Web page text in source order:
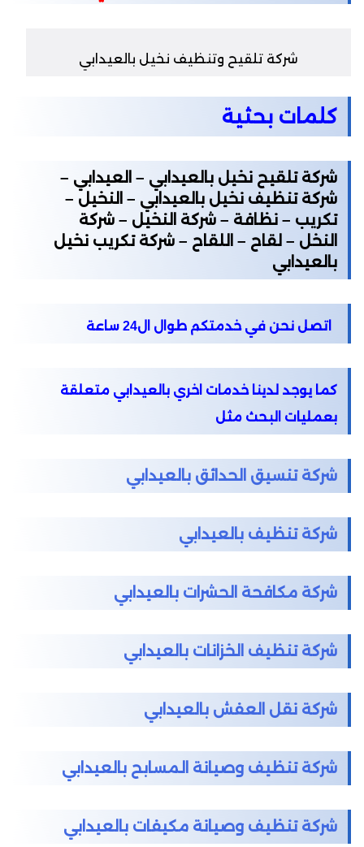
شركة تلقيح وتنظيف نخيل بالعيدابي
كلمات بحثية
شركة تلقيح نخيل بالعيدابي – العيدابي –
شركة تنظيف نخيل بالعيدابي – النخيل –
تكريب – نظافة – شركة النخيل – شركة
النخل – لقاح – اللقاح – شركة تكريب نخيل
بالعيدابي
اتصل نحن في خدمتكم طوال ال24 ساعة
كما يوجد لدينا خدمات اخري بالعيدابي متعلقة
بعمليات البحث مثل
شركة تنسيق الحدائق بالعيدابي
شركة تنظيف بالعيدابي
شركة مكافحة الحشرات بالعيدابي
شركة تنظيف الخزانات بالعيدابي
شركة نقل العفش بالعيدابي
شركة تنظيف وصيانة المسابح بالعيدابي
شركة تنظيف وصيانة مكيفات بالعيدابي